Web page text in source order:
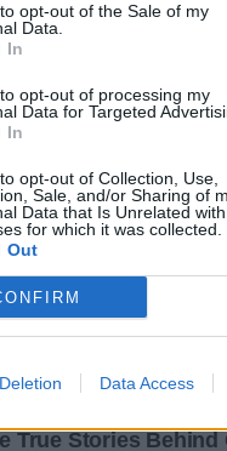
opt-out of the Sale of my
Data.
In
opt-out of processing my
Data for Targeted
In
opt-out of Collection, Use,
Sale, and/or Sharing of
Data that Is Unrelated
for which it was collected.
Out
Data Access